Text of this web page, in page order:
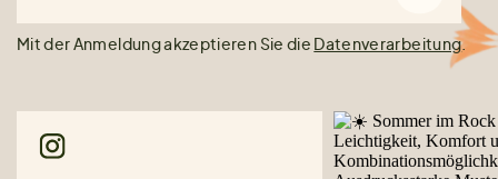
Mit der Anmeldung akzeptieren Sie die Datenverarbeitung.